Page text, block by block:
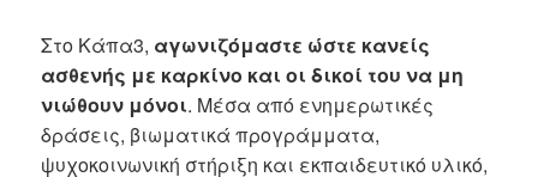
Στο Κάπα3, αγωνιζόμαστε ώστε κανείς
ασθενής με καρκίνο και οι δικοί του να μη
νιώθουν μόνοι. Μέσα από ενημερωτικές
δράσεις, βιωματικά προγράμματα,
ψυχοκοινωνική στήριξη και εκπαιδευτικό υλικό,